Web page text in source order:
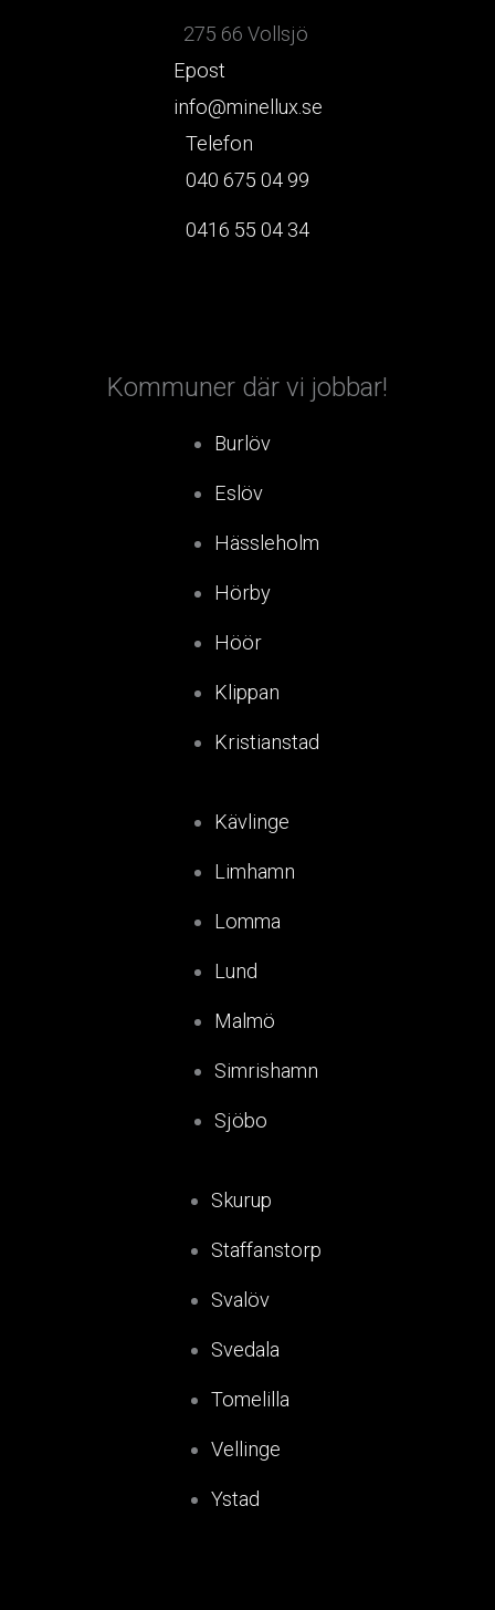
275 66 Vollsjö
Epost
info@minellux.se
Telefon
040 675 04 99
0416 55 04 34
Kommuner där vi jobbar!
Burlöv
Eslöv
Hässleholm
Hörby
Höör
Klippan
Kristianstad
Kävlinge
Limhamn
Lomma
Lund
Malmö
Simrishamn
Sjöbo
Skurup
Staffanstorp
Svalöv
Svedala
Tomelilla
Vellinge
Ystad